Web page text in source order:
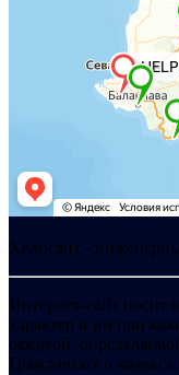
Хелпсант -
Интернет-сайт
характер и ни при
офертой,
Гражданского